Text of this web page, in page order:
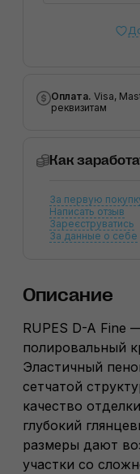
Оплата. Visa,
реквизитам
Как
За первую
Написать отзыв
Зареєструватись
За данные о себе
Описание
RUPES D-A Fine
полировальный
Эластичный
сетчатой
качество
глубокий
размеры дают
участки со